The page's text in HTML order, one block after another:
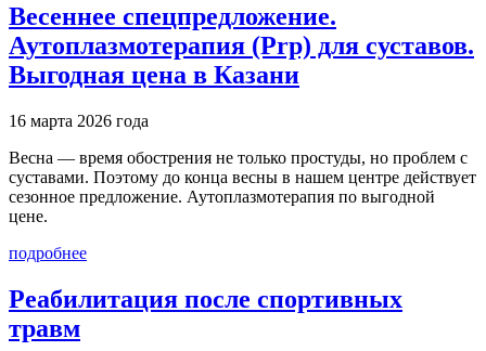
Весеннее спецпредложение.
Аутоплазмотерапия (Prp) для суставов.
Выгодная цена в Казани
16 марта 2026 года
Весна — время обострения не только простуды, но проблем с
суставами. Поэтому до конца весны в нашем центре действует
сезонное предложение. Аутоплазмотерапия по выгодной
цене.
подробнее
Реабилитация после спортивных
травм